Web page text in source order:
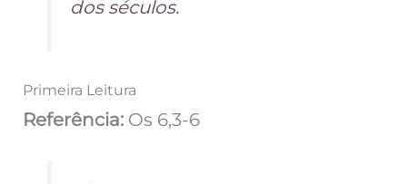
dos séculos.
Primeira Leitura
Referência: Os 6,3-6